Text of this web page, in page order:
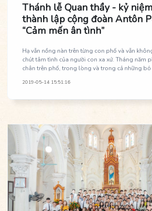
Thánh lễ Quan thầy - kỷ
thành lập cộng đoàn Antôn
“Cảm mến ân tình”
Hạ vẫn nồng nàn trên từng con phố và vẫn
chút tâm tình của người con xa xứ. Tháng năm
chân trên phố, trong lòng và trong cả những
người con bé nhỏ của Antôn cảm giác rạo rực
2019-05-14 15:51:16